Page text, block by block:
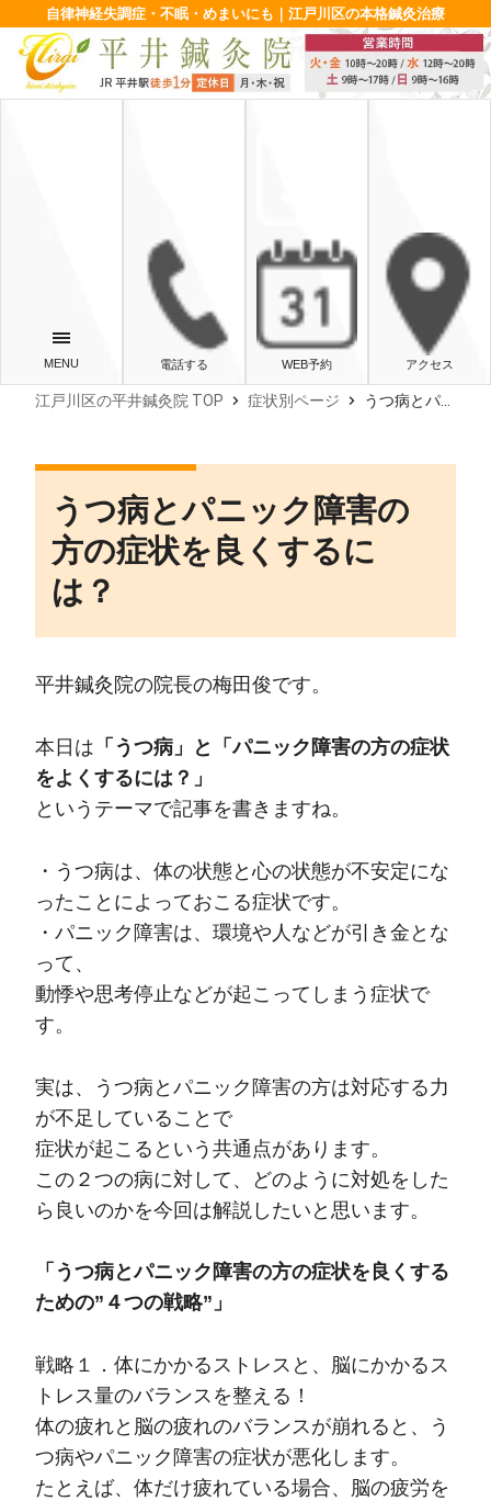
自律神経失調症・不眠・めまいにも｜江戸川区の本格鍼灸治療
電話する WEB予約 アクセス
江戸川区の平井鍼灸院 TOP chevron_right 症状別ページ chevron_right うつ病とパニック障害の方の症状を良くするには？
うつ病とパニック障害の
方の症状を良くするに
は？
平井鍼灸院の院長の梅田俊です。
本日は 「うつ病」と「パニック障害の方の症状
をよくするには？」
というテーマで記事を書きますね。
・うつ病は、体の状態と心の状態が不安定にな
ったことによっておこる症状です。
・パニック障害は、環境や人などが引き金とな
って、
動悸や思考停止などが起こってしまう症状で
す。
実は、うつ病とパニック障害の方は対応する力
が不足していることで
症状が起こるという共通点があります。
この２つの病に対して、どのように対処をした
ら良いのかを今回は解説したいと思います。
「うつ病とパニック障害の方の症状を良くする
ための”４つの戦略”」
戦略１．体にかかるストレスと、脳にかかるス
トレス量のバランスを整える！
体の疲れと脳の疲れのバランスが崩れると、う
つ病やパニック障害の症状が悪化します。
たとえば、体だけ疲れている場合、脳の疲労を